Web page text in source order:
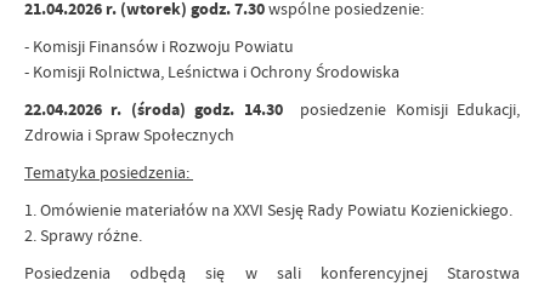
21.04.2026 r. (wtorek) godz. 7.30wspólne posiedzenie:
- Komisji Finansów i Rozwoju Powiatu
- Komisji Rolnictwa, Leśnictwa i Ochrony Środowiska
22.04.2026 r. (środa) godz. 14.30posiedzenie Komisji Edukacji,
Zdrowia i Spraw Społecznych
Tematyka posiedzenia:
1. Omówienie materiałów na XXVI Sesję Rady Powiatu Kozienickiego.
2. Sprawy różne.
Posiedzenia odbędą się w sali konferencyjnej Starostwa